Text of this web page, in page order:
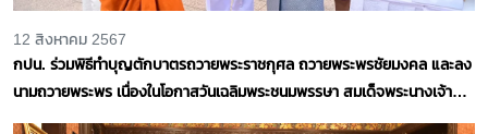
12 สิงหาคม 2567
กปน. ร่วมพิธีทำบุญตักบาตรถวายพระราชกุศล ถวายพระพรชัยมงคล และลง
นามถวายพระพร เนื่องในโอกาสวันเฉลิมพระชนมพรรษา สมเด็จพระนางเจ้าสิ